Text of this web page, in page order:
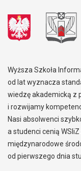
Wyższa Szkoła
od lat wyznacza
wiedzę akademicką z
i rozwijamy
Nasi absolwenci
a studenci cenią
międzynarodowe
od pierwszego dnia